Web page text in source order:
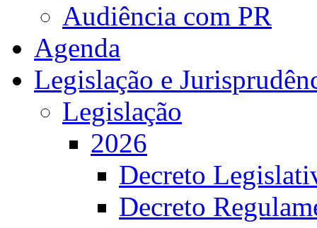
Audiência com PR
Agenda
Legislação e
Legislação
2026
Decreto
Decreto